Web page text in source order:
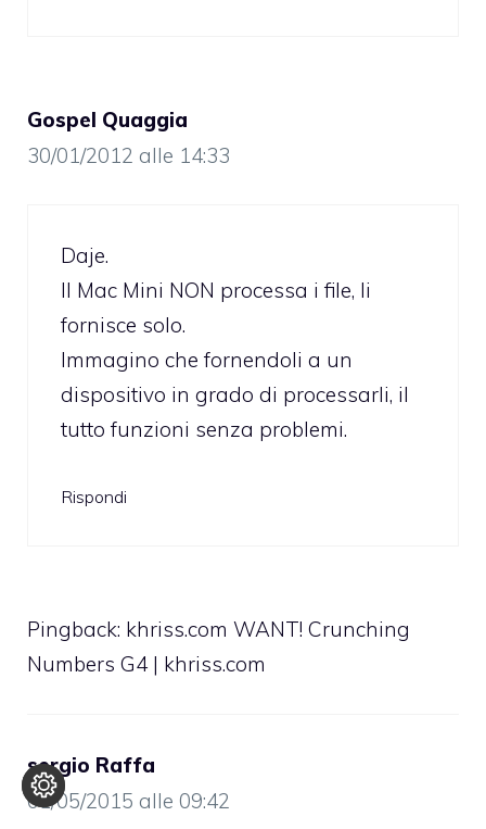
Gospel Quaggia
30/01/2012 alle 14:33
Daje.
Il Mac Mini NON processa i file, li
fornisce solo.
Immagino che fornendoli a un
dispositivo in grado di processarli, il
tutto funzioni senza problemi.
Rispondi
Pingback: khriss.com WANT! Crunching
Numbers G4 | khriss.com
sergio Raffa
01/05/2015 alle 09:42